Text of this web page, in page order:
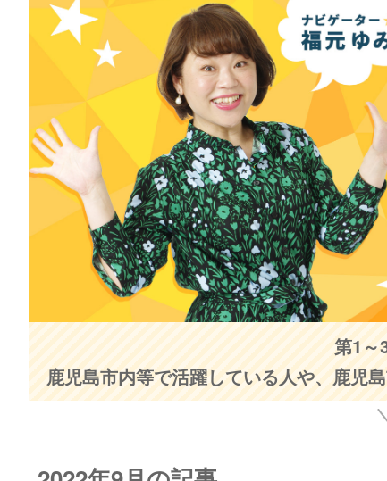
第1～
鹿児島市内等で活躍している人や、鹿児